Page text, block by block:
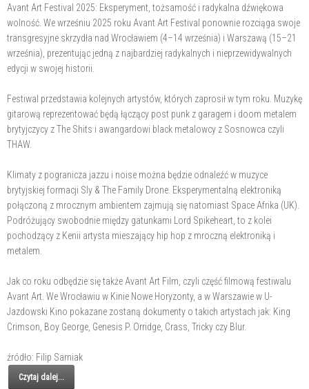
Avant Art Festival 2025: Eksperyment, tożsamość i radykalna dźwiękowa
wolność. We wrześniu 2025 roku Avant Art Festival ponownie rozciąga swoje
transgresyjne skrzydła nad Wrocławiem (4–14 września) i Warszawą (15–21
września), prezentując jedną z najbardziej radykalnych i nieprzewidywalnych
edycji w swojej historii.
Festiwal przedstawia kolejnych artystów, których zaprosił w tym roku. Muzykę
gitarową reprezentować będą łączący post punk z garagem i doom metalem
brytyjczycy z The Shits i awangardowi black metalowcy z Sosnowca czyli
THAW.
Klimaty z pogranicza jazzu i noise można będzie odnaleźć w muzyce
brytyjskiej formacji Sly & The Family Drone. Eksperymentalną elektroniką
połączoną z mrocznym ambientem zajmują się natomiast Space Afrika (UK).
Podróżujący swobodnie między gatunkami Lord Spikeheart, to z kolei
pochodzący z Kenii artysta mieszający hip hop z mroczną elektroniką i
metalem.
Jak co roku odbędzie się także Avant Art Film, czyli część filmową festiwalu
Avant Art. We Wrocławiu w Kinie Nowe Horyzonty, a w Warszawie w U-
Jazdowski Kino pokazane zostaną dokumenty o takich artystach jak: King
Crimson, Boy George, Genesis P. Orridge, Crass, Tricky czy Blur.
źródło: Filip Sarniak
Czytaj dalej...